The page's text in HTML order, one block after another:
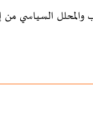
السياسي من